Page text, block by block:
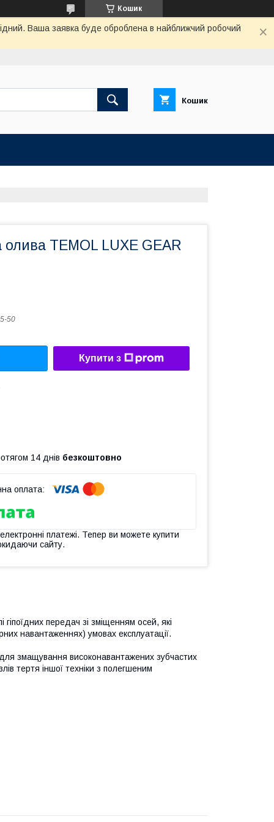
Кошик
Ваша заявка буде оброблена в найближчий робочий
Кошик
олива TEMOL LUXE GEAR
50
Купити з
14 днів безкоштовно
платежі. Тепер ви можете купити
сайту.
передач зі зміщенням осей, які
навантаженнях) умовах експлуатації.
змащування високонавантажених зубчастих
тертя іншої техніки з полегшеним